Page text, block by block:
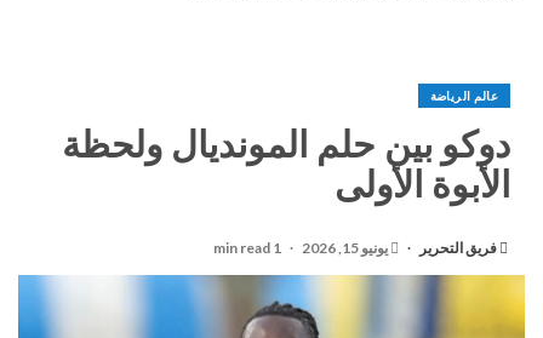
عالم الرياضة
دوكو بين حلم المونديال ولحظة
الأبوة الأولى
فريق التحرير يونيو 15, 2026 1 min read